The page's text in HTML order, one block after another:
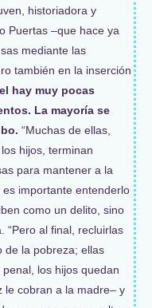
historiadora y
Puertas –que hace ya
mediante las
también en la inserción
hay muy pocas
La mayoría se
“Muchas de ellas,
hijos, terminan
para mantener a la
importante entenderlo
como un delito, sino
“Pero al final, recluirlas
de la pobreza; ellas
los hijos quedan
le cobran a la madre– y